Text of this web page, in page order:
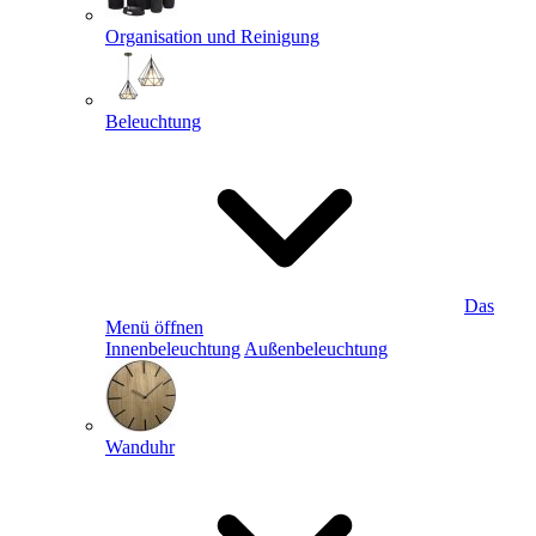
Organisation und Reinigung
Beleuchtung
Das
Menü öffnen
Innenbeleuchtung Außenbeleuchtung
Wanduhr